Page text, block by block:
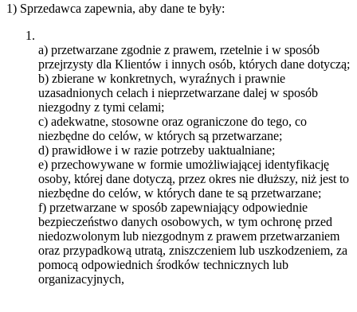
1) Sprzedawca zapewnia, aby dane te były:
a) przetwarzane zgodnie z prawem, rzetelnie i w sposób
przejrzysty dla Klientów i innych osób, których dane dotyczą;
b) zbierane w konkretnych, wyraźnych i prawnie
uzasadnionych celach i nieprzetwarzane dalej w sposób
niezgodny z tymi celami;
c) adekwatne, stosowne oraz ograniczone do tego, co
niezbędne do celów, w których są przetwarzane;
d) prawidłowe i w razie potrzeby uaktualniane;
e) przechowywane w formie umożliwiającej identyfikację
osoby, której dane dotyczą, przez okres nie dłuższy, niż jest to
niezbędne do celów, w których dane te są przetwarzane;
f) przetwarzane w sposób zapewniający odpowiednie
bezpieczeństwo danych osobowych, w tym ochronę przed
niedozwolonym lub niezgodnym z prawem przetwarzaniem
oraz przypadkową utratą, zniszczeniem lub uszkodzeniem, za
pomocą odpowiednich środków technicznych lub
organizacyjnych,